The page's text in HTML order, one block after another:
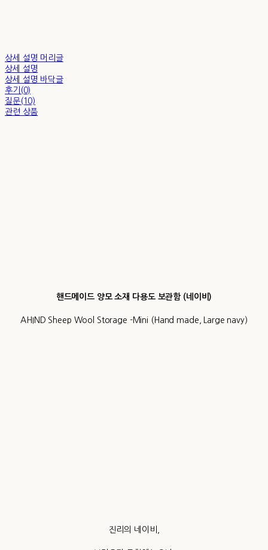
상세 설명 머리글
상세 설명
상세 설명 바닥글
후기(0)
질문(10)
관련 상품
핸드메이드 양모 소재 다용도 보관함 (네이비)
AHIND Sheep Wool Storage -Mini (Hand made, Large navy)
진리의 네이비,